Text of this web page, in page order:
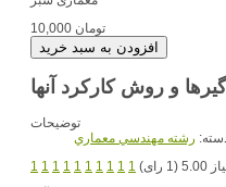
10,000 تومان
و روش کارکرد آنها
توضیحات
رشته مهندسي معماري
1 1 1 1 1 1 1 1 1 1
(1 رای)